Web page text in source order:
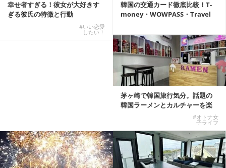
幸せ者すぎる！彼女が大好きす
ぎる彼氏の特徴と行動
#いい恋愛
したい！
韓国の交通カード徹底比較！T-
money・WOWPASS・Travel
茅ヶ崎で韓国旅行気分。話題の
韓国ラーメンとカルチャーを楽
#オトナ女
子ライフ